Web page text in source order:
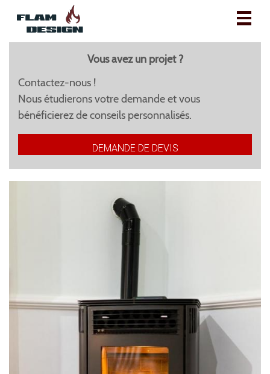
Vous avez un projet ?
Contactez-nous !
Nous étudierons votre demande et vous
bénéficierez de conseils personnalisés.
DEMANDE DE DEVIS